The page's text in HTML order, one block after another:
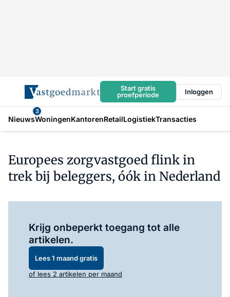
Start gratis
proefperiode
Inloggen
Nieuws
3
WoningenKantorenRetailLogistiekTransacties
Europees zorgvastgoed flink in
trek bij beleggers, óók in Nederland
Krijg onbeperkt toegang tot alle
artikelen.
Lees 1 maand gratis
of lees 2 artikelen per maand